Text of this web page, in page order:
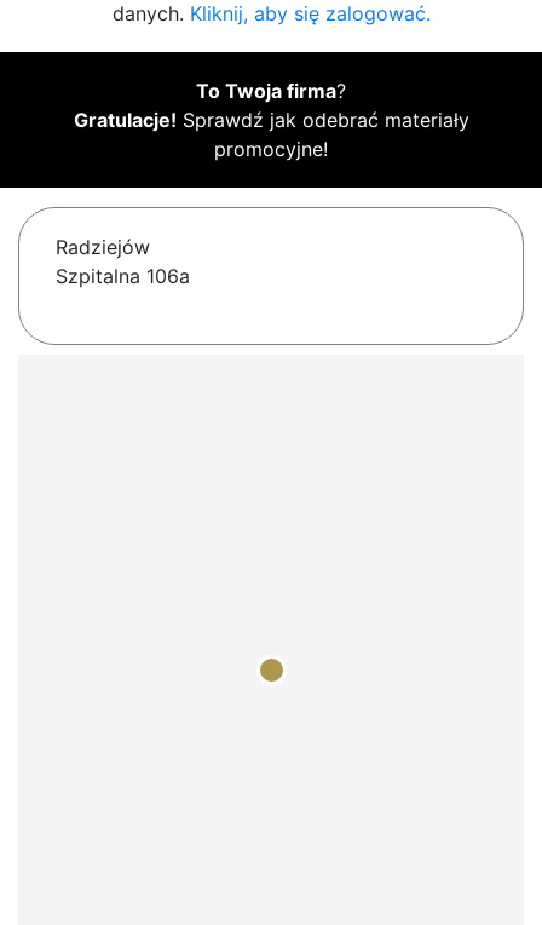
danych. Kliknij, aby się zalogować.
To Twoja firma?
Gratulacje! Sprawdź jak odebrać materiały
promocyjne!
Radziejów
Szpitalna 106a